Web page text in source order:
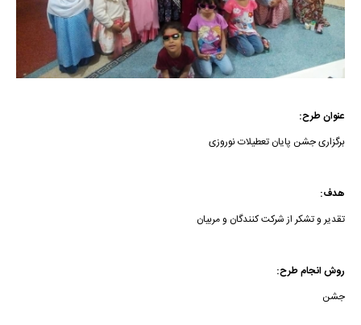
عنوان طرح:
برگزاری جشن پایان تعطیلات نوروزی
هدف:
تقدیر و تشکر از شرکت کنندگان و مربیان
روش انجام طرح:
جشن